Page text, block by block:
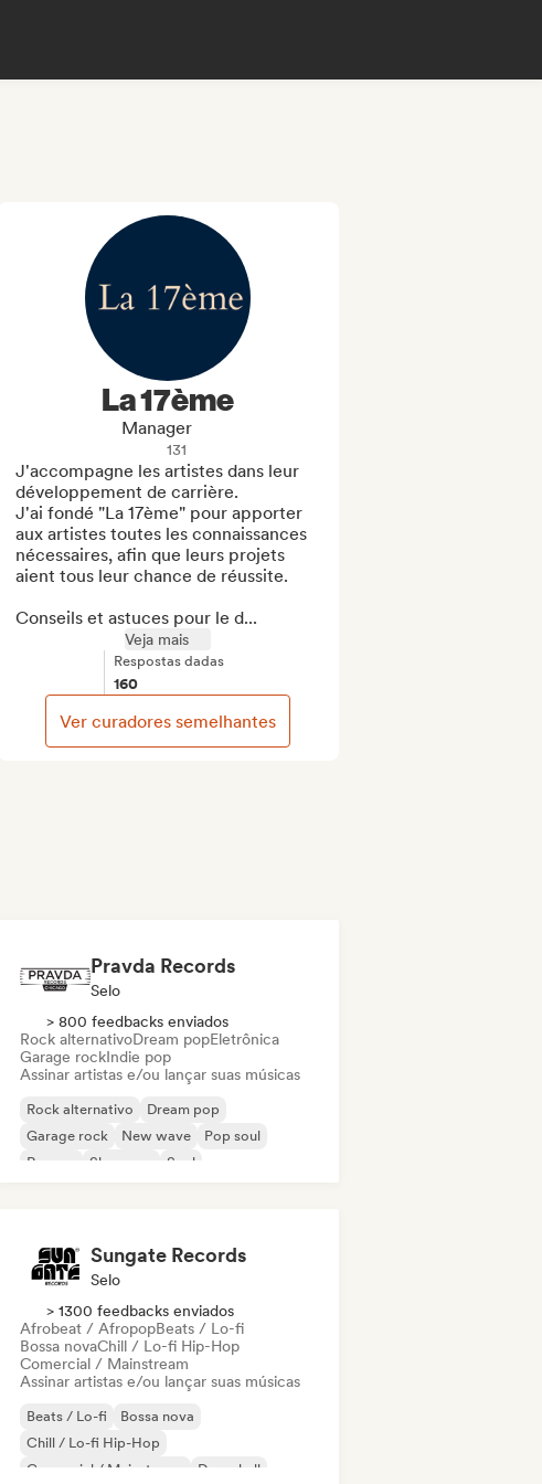
La 17ème
Manager
131
J'accompagne les artistes dans leur
développement de carrière.
J'ai fondé "La 17ème" pour apporter
aux artistes toutes les connaissances
nécessaires, afin que leurs projets
aient tous leur chance de réussite.
Conseils et astuces pour le d...
Veja mais
Respostas dadas
160
Ver curadores semelhantes
Pravda Records
Selo
> 800 feedbacks enviados
Rock alternativoDream popEletrônica
Garage rockIndie pop
Assinar artistas e/ou lançar suas músicas
Rock alternativo
Dream pop
Garage rock
New wave
Pop soul
Reggae
Shoegaze Soul
Sungate Records
Selo
> 1300 feedbacks enviados
Afrobeat / AfropopBeats / Lo-fi
Bossa novaChill / Lo-fi Hip-Hop
Comercial / Mainstream
Assinar artistas e/ou lançar suas músicas
Beats / Lo-fi
Bossa nova
Chill / Lo-fi Hip-Hop
Comercial / Mainstream
Dancehall